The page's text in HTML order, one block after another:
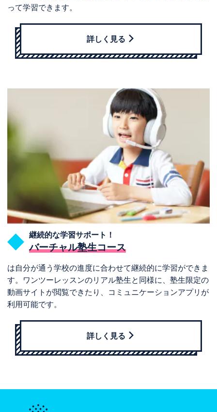
って学習できます。
詳しく見る
継続的な学習サポート！
バーチャル塾生コース
は自分が通う学校の進度に合わせて継続的に学習ができま
す。ワンツーレッスンのリアル塾生と同様に、塾生限定の
動画サイトが閲覧できたり、コミュニケーションアプリが
利用可能です。
詳しく見る